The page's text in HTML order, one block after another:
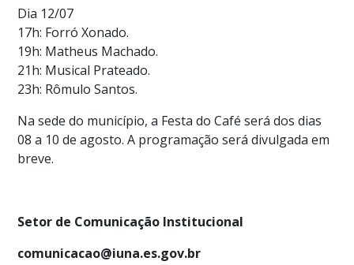
Dia 12/07
17h: Forró Xonado.
19h: Matheus Machado.
21h: Musical Prateado.
23h: Rômulo Santos.
Na sede do município, a Festa do Café será dos dias
08 a 10 de agosto. A programação será divulgada em
breve.
Setor de Comunicação Institucional
comunicacao@iuna.es.gov.br